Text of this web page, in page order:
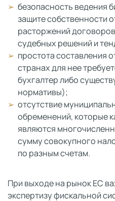
безопасность ведения
защите собственности
расторжений
судебных решений и
простота составления
странах для нее
бухгалтер либо
нормативы);
отсутствие
обременений, которые
являются
сумму совокупного
по разным счетам.
При выходе на рынок ЕС
экспертизу фискальной